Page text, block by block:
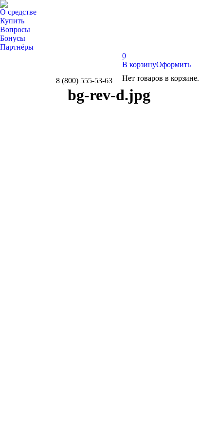
О средстве
Купить
Вопросы
Бонусы
Партнёры
Вконтакте8 (800) 555-53-63
0
В корзинуОформить
Нет товаров в корзине.
bg-rev-d.jpg